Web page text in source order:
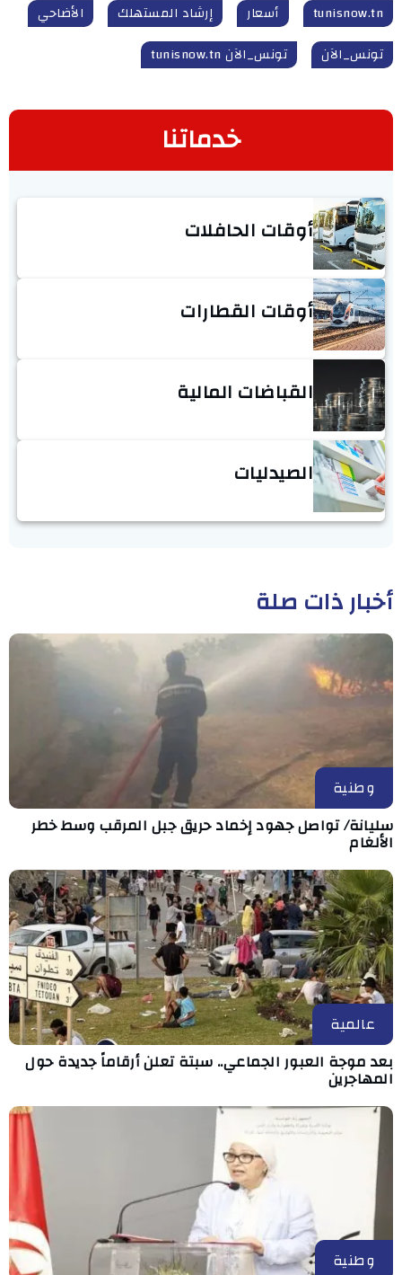
tunisnow.tn أسعار إرشاد المستهلك
الأضاحي
تونس_الآن
تونس_الآن tunisnow.tn
خدماتنا
أوقات الحافلات
أوقات القطارات
القباضات المالية
الصيدليات
أخبار ذات صلة
وطنية
سليانة/ تواصل جهود إخماد حريق جبل المرقب وسط خطر
الألغام
عالمية
بعد موجة العبور الجماعي.. سبتة تعلن أرقاماً جديدة حول
المهاجرين
وطنية